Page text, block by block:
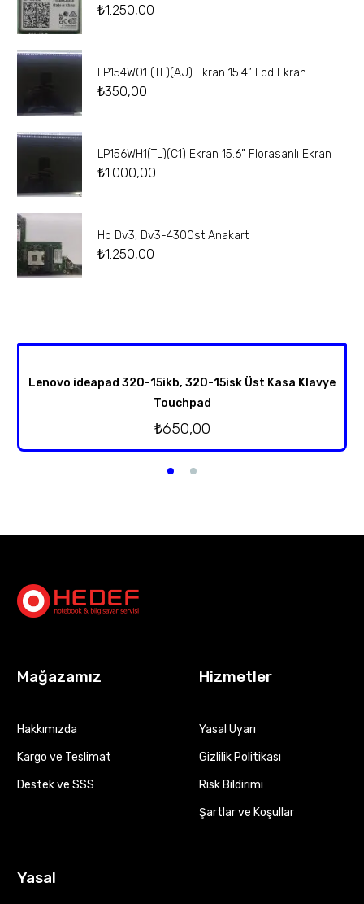
₺1.250,00
LP154W01 (TL)(AJ) Ekran 15.4” Lcd Ekran
₺350,00
LP156WH1(TL)(C1) Ekran 15.6” Florasanlı Ekran
₺1.000,00
Hp Dv3, Dv3-4300st Anakart
₺1.250,00
Lenovo ideapad 320-15ikb, 320-15isk Üst Kasa Klavye
Touchpad
₺650,00
Mağazamız
Hakkımızda
Kargo ve Teslimat
Destek ve SSS
Hizmetler
Yasal Uyarı
Gizlilik Politikası
Risk Bildirimi
Şartlar ve Koşullar
Yasal